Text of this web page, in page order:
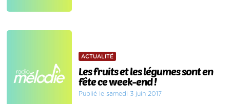
ACTUALITÉ
Les fruits et les légumes sont en
fête ce week-end !
Publié le samedi 3 juin 2017